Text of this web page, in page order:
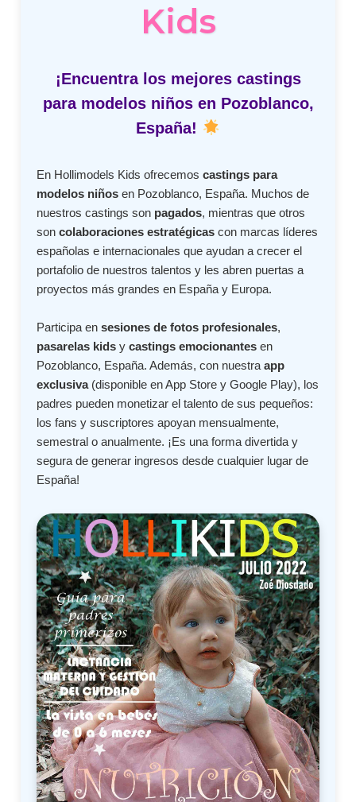
Kids
¡Encuentra los mejores castings
para modelos niños en Pozoblanco,
España!
En Hollimodels Kids ofrecemoscastings para
modelos niños en Pozoblanco, España. Muchos de
nuestros castings son pagados, mientras que otros
soncolaboraciones estratégicas con marcas líderes
españolas e internacionales que ayudan a crecer el
portafolio de nuestros talentos y les abren puertas a
proyectos más grandes en España y Europa.
Participa ensesiones de fotos profesionales,
pasarelas kids ycastings emocionantes en
Pozoblanco, España. Además, con nuestraapp
exclusiva(disponible en App Store y Google Play), los
padres pueden monetizar el talento de sus pequeños:
los fans y suscriptores apoyan mensualmente,
semestral o anualmente. ¡Es una forma divertida y
segura de generar ingresos desde cualquier lugar de
España!